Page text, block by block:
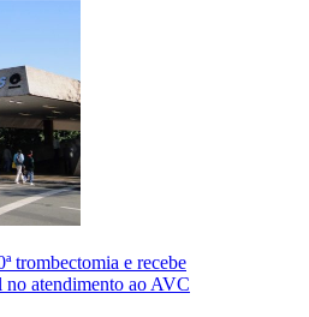
trombectomia e recebe
no atendimento ao AVC